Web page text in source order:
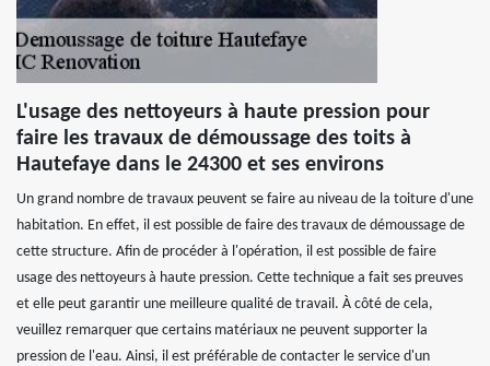
L'usage des nettoyeurs à haute pression pour
faire les travaux de démoussage des toits à
Hautefaye dans le 24300 et ses environs
Un grand nombre de travaux peuvent se faire au niveau de la toiture d'une
habitation. En effet, il est possible de faire des travaux de démoussage de
cette structure. Afin de procéder à l'opération, il est possible de faire
usage des nettoyeurs à haute pression. Cette technique a fait ses preuves
et elle peut garantir une meilleure qualité de travail. À côté de cela,
veuillez remarquer que certains matériaux ne peuvent supporter la
pression de l'eau. Ainsi, il est préférable de contacter le service d'un